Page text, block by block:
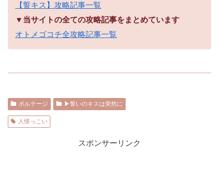
【誓キス】攻略記事一覧
▼当サイトの全ての攻略記事をまとめています
オトメゴコチ全攻略記事一覧
ボルテージ ▶︎誓いのキスは突然に
人懐っこい
スポンサーリンク